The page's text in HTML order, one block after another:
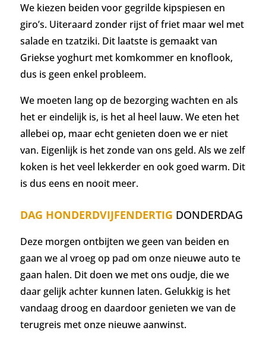
We kiezen beiden voor gegrilde kipspiesen en
giro’s. Uiteraard zonder rijst of friet maar wel met
salade en tzatziki. Dit laatste is gemaakt van
Griekse yoghurt met komkommer en knoflook,
dus is geen enkel probleem.
We moeten lang op de bezorging wachten en als
het er eindelijk is, is het al heel lauw. We eten het
allebei op, maar echt genieten doen we er niet
van. Eigenlijk is het zonde van ons geld. Als we zelf
koken is het veel lekkerder en ook goed warm. Dit
is dus eens en nooit meer.
DAG HONDERDVIJFENDERTIG DONDERDAG
Deze morgen ontbijten we geen van beiden en
gaan we al vroeg op pad om onze nieuwe auto te
gaan halen. Dit doen we met ons oudje, die we
daar gelijk achter kunnen laten. Gelukkig is het
vandaag droog en daardoor genieten we van de
terugreis met onze nieuwe aanwinst.